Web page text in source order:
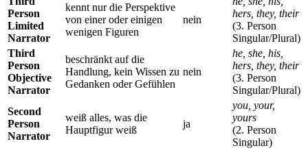
Person
Limited
Narrator
kennt nur die Perspektive
von einer oder einigen
wenigen Figuren
nein
hers, they, their
(3. Person
Singular/Plural)
Third
Person
Objective
Narrator
beschränkt auf die
Handlung, kein Wissen zu
Gedanken oder Gefühlen
nein
he, she, his,
hers, they, their
(3. Person
Singular/Plural)
Second
Person
Narrator
weiß alles, was die
Hauptfigur weiß
ja
you, your,
yours
(2. Person
Singular)